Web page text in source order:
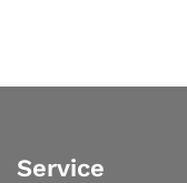
Service